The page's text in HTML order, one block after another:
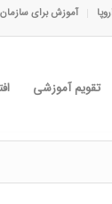
آموزش برای
تقویم آموزشی